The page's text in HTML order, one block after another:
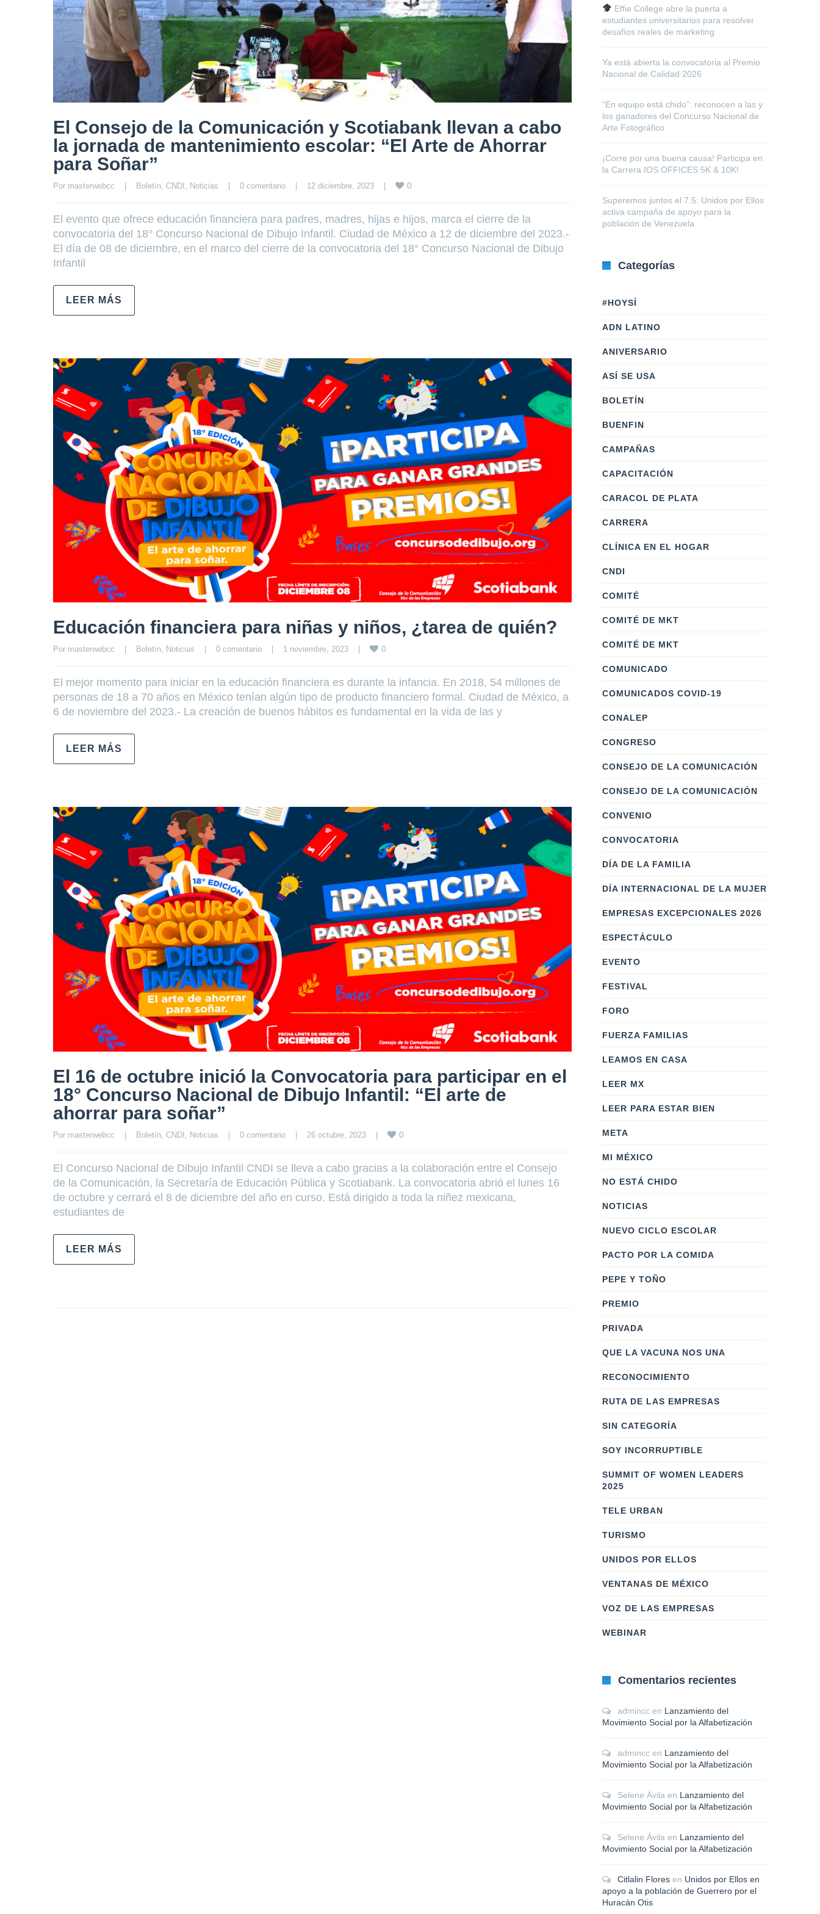
El Consejo de la Comunicación y Scotiabank llevan a cabo
la jornada de mantenimiento escolar: “El Arte de Ahorrar
para Soñar”
Por masterwebcc Boletín, CNDI , Noticias 0 comentario 12 diciembre, 2023 0
El evento que ofrece educación financiera para padres, madres, hijas e hijos, marca el cierre de la
convocatoria del 18° Concurso Nacional de Dibujo Infantil. Ciudad de México a 12 de diciembre del 2023.-
El día de 08 de diciembre, en el marco del cierre de la convocatoria del 18° Concurso Nacional de Dibujo
Infantil
LEER MÁS
Educación financiera para niñas y niños, ¿tarea de quién?
Por masterwebcc Boletín, Noticias 0 comentario 1 noviembre, 2023 0
El mejor momento para iniciar en la educación financiera es durante la infancia. En 2018, 54 millones de
personas de 18 a 70 años en México tenían algún tipo de producto financiero formal. Ciudad de México, a
6 de noviembre del 2023.- La creación de buenos hábitos es fundamental en la vida de las y
LEER MÁS
El 16 de octubre inició la Convocatoria para participar en el
18° Concurso Nacional de Dibujo Infantil: “El arte de
ahorrar para soñar”
Por masterwebcc | Boletín CNDI Noticias | 0 comentario | 26 octubre, 2023 | 0
El Concurso Nacional de Dibujo Infantil CNDI se lleva a cabo gracias a la colaboración entre el Consejo
de la Comunicación, la Secretaría de Educación Pública y Scotiabank. La convocatoria abrió el lunes 16
de octubre y cerrará el 8 de diciembre del año en curso. Está dirigido a toda la niñez mexicana,
estudiantes de
LEER MÁS
Effie College abre la puerta a
estudiantes universitarios para resolver
desafíos reales de marketing
Ya está abierta la convocatoria al Premio
Nacional de Calidad 2026
“En equipo está chido”: reconocen a las y
los ganadores del Concurso Nacional de
Arte Fotográfico
¡Corre por una buena causa! Participa en
la Carrera IOS OFFICES 5K & 10K!
Superemos juntos el 7.5: Unidos por Ellos
activa campaña de apoyo para la
población de Venezuela
Categorías
#HOYSÍ
ADN LATINO
ANIVERSARIO
ASÍ SE USA
BOLETÍN
BUENFIN
CAMPAÑAS
CAPACITACIÓN
CARACOL DE PLATA
CARRERA
CLÍNICA EN EL HOGAR
CNDI
COMITÉ
COMITÉ DE MKT
COMITÉ DE MKT
COMUNICADO
COMUNICADOS COVID-19
CONALEP
CONGRESO
CONSEJO DE LA COMUNICACIÓN
CONSEJO DE LA COMUNICACIÓN
CONVENIO
CONVOCATORIA
DÍA DE LA FAMILIA
DÍA INTERNACIONAL DE LA MUJER
EMPRESAS EXCEPCIONALES 2026
ESPECTÁCULO
EVENTO
FESTIVAL
FORO
FUERZA FAMILIAS
LEAMOS EN CASA
LEER MX
LEER PARA ESTAR BIEN
META
MI MÉXICO
NO ESTÁ CHIDO
NOTICIAS
NUEVO CICLO ESCOLAR
PACTO POR LA COMIDA
PEPE Y TOÑO
PREMIO
PRIVADA
QUE LA VACUNA NOS UNA
RECONOCIMIENTO
RUTA DE LAS EMPRESAS
SIN CATEGORÍA
SOY INCORRUPTIBLE
SUMMIT OF WOMEN LEADERS
2025
TELE URBAN
TURISMO
UNIDOS POR ELLOS
VENTANAS DE MÉXICO
VOZ DE LAS EMPRESAS
WEBINAR
Comentarios recientes
admincc en Lanzamiento del
Movimiento Social por la Alfabetización
admincc en Lanzamiento del
Movimiento Social por la Alfabetización
Selene Ávila en Lanzamiento del
Movimiento Social por la Alfabetización
Selene Ávila en Lanzamiento del
Movimiento Social por la Alfabetización
Citlalin Flores en Unidos por Ellos en
apoyo a la población de Guerrero por el
Huracán Otis